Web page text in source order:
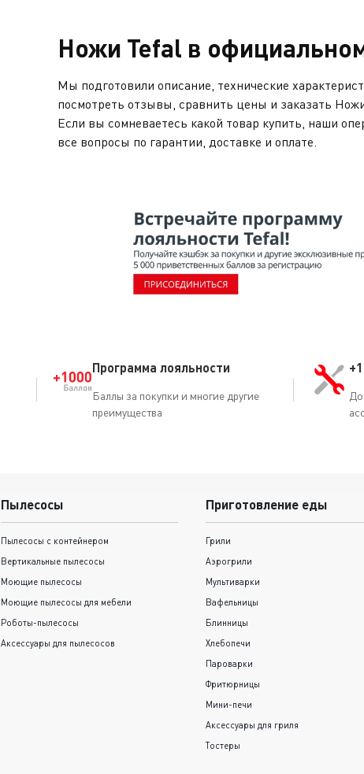
Ножи Tefal в
Мы подготовили описание, технические
посмотреть отзывы, сравнить цены и заказать
Если вы сомневаетесь какой товар купить, наши
все вопросы по гарантии, доставке и оплате.
Программа лояльности
Баллы за покупки и многие другие
преимущества
Пылесосы
Пылесосы с контейнером
Вертикальные пылесосы
Моющие пылесосы
Моющие пылесосы для мебели
Роботы-пылесосы
Аксессуары для пылесосов
Приготовление еды
Грили
Аэрогрили
Мультиварки
Вафельницы
Блинницы
Хлебопечи
Пароварки
Фритюрницы
Мини-печи
Аксессуары для гриля
Тостеры